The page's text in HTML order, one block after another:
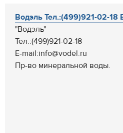
Водэль Тел.:(499)921-02-18
"Водэль"
Тел.:(499)921-02-18
E-mail:info@vodel.ru
Пр-во минеральной воды.